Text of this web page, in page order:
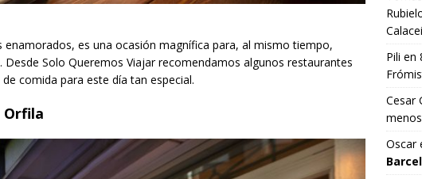
enamorados, es una ocasión magnífica para, al mismo tiempo,
Solo Queremos Viajar recomendamos algunos restaurantes
comida para este día tan especial.
Orfila
Pili en
Cesar
Oscar